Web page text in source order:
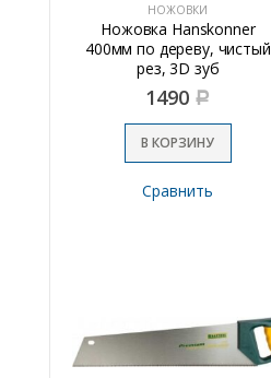
НОЖОВКИ
Ножовка Hanskonner
400мм по дереву, чистый
рез, 3D зуб
1490 Р
В КОРЗИНУ
Сравнить